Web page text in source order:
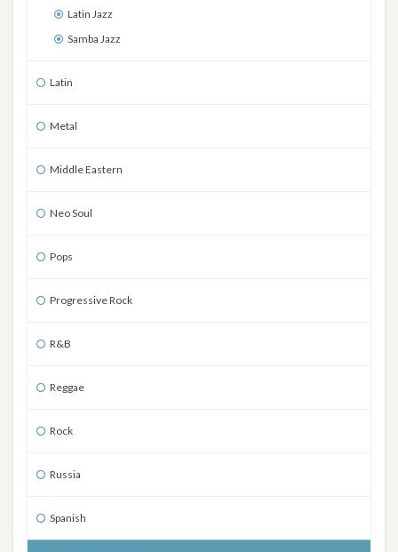
Latin Jazz
Samba Jazz
Latin
Metal
Middle Eastern
Neo Soul
Pops
Progressive Rock
R&B
Reggae
Rock
Russia
Spanish